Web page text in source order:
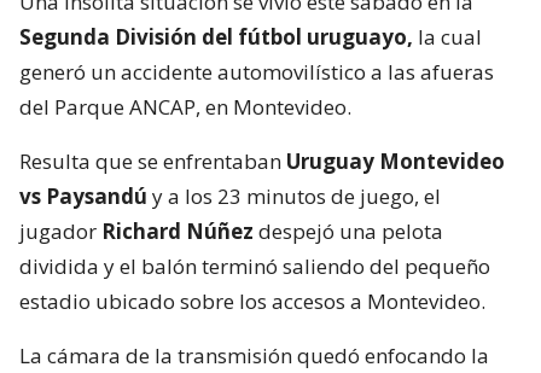
Segunda División del fútbol uruguayo, la cual
generó un accidente automovilístico a las afueras
del Parque ANCAP, en Montevideo.
Resulta que se enfrentaban Uruguay Montevideo
vs Paysandú y a los 23 minutos de juego, el
jugador Richard Núñez despejó una pelota
dividida y el balón terminó saliendo del pequeño
estadio ubicado sobre los accesos a Montevideo.
La cámara de la transmisión quedó enfocando la